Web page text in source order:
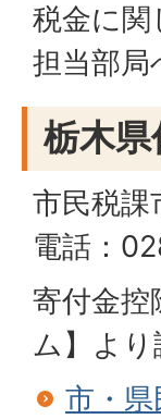
税金に
担当部
栃木
市民税課
電話：
寄付金控
ム】より
市・